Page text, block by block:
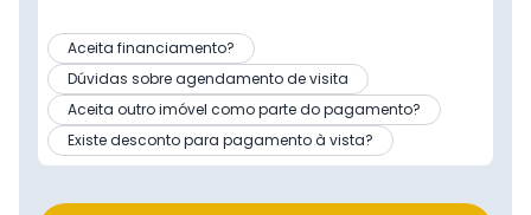
Aceita financiamento?
Dúvidas sobre agendamento de visita
Aceita outro imóvel como parte do pagamento?
Existe desconto para pagamento à vista?